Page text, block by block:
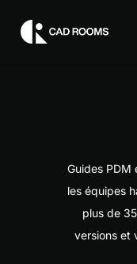
Guides PDM
les équipes
plus de
versions et